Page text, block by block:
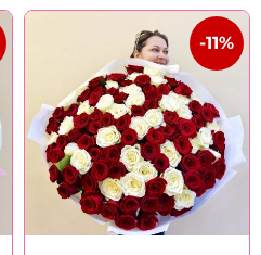
-11%